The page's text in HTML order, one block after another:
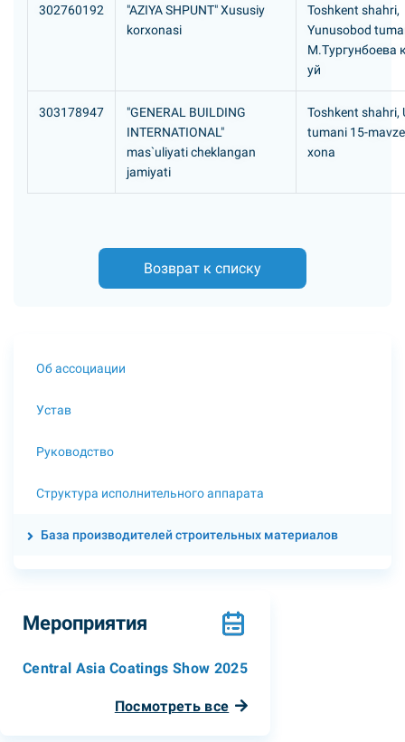
302760192
"AZIYA SHPUNT" Xususiy
korxonasi
Toshkent shahri,
Yunusobod
М.Тургунбоева
уй
303178947
"GENERAL BUILDING
INTERNATIONAL"
mas`uliyati cheklangan
jamiyati
Toshkent shahri,
tumani 15-
xona
Возврат к списку
Об ассоциации
Устав
Руководство
Структура исполнительного аппарата
База производителей строительных материалов
Мероприятия
Central Asia Coatings Show 2025
Посмотреть все